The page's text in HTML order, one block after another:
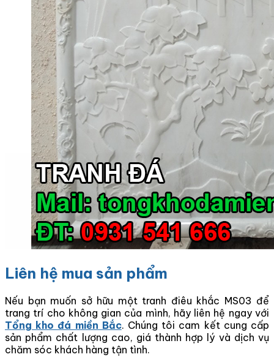
Liên hệ mua sản phẩm
Nếu bạn muốn sở hữu một tranh điêu khắc MS03 để
trang trí cho không gian của mình, hãy liên hệ ngay với
Tổng kho đá miền Bắc. Chúng tôi cam kết cung cấp
sản phẩm chất lượng cao, giá thành hợp lý và dịch vụ
chăm sóc khách hàng tận tình.